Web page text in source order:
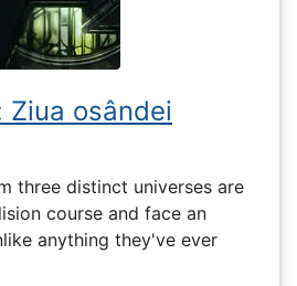
Ziua osândei
three distinct universes are
course and face an
anything they've ever